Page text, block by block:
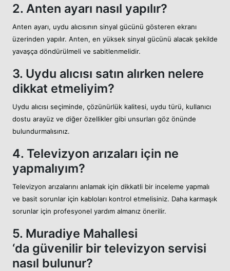
2. Anten ayarı nasıl yapılır?
Anten ayarı, uydu alıcısının sinyal gücünü gösteren ekranı
üzerinden yapılır. Anten, en yüksek sinyal gücünü alacak şekilde
yavaşça döndürülmeli ve sabitlenmelidir.
3. Uydu alıcısı satın alırken nelere
dikkat etmeliyim?
Uydu alıcısı seçiminde, çözünürlük kalitesi, uydu türü, kullanıcı
dostu arayüz ve diğer özellikler gibi unsurları göz önünde
bulundurmalısınız.
4. Televizyon arızaları için ne
yapmalıyım?
Televizyon arızalarını anlamak için dikkatli bir inceleme yapmalı
ve basit sorunlar için kabloları kontrol etmelisiniz. Daha karmaşık
sorunlar için profesyonel yardım almanız önerilir.
5. Muradiye Mahallesi
‘da güvenilir bir televizyon servisi
nasıl bulunur?